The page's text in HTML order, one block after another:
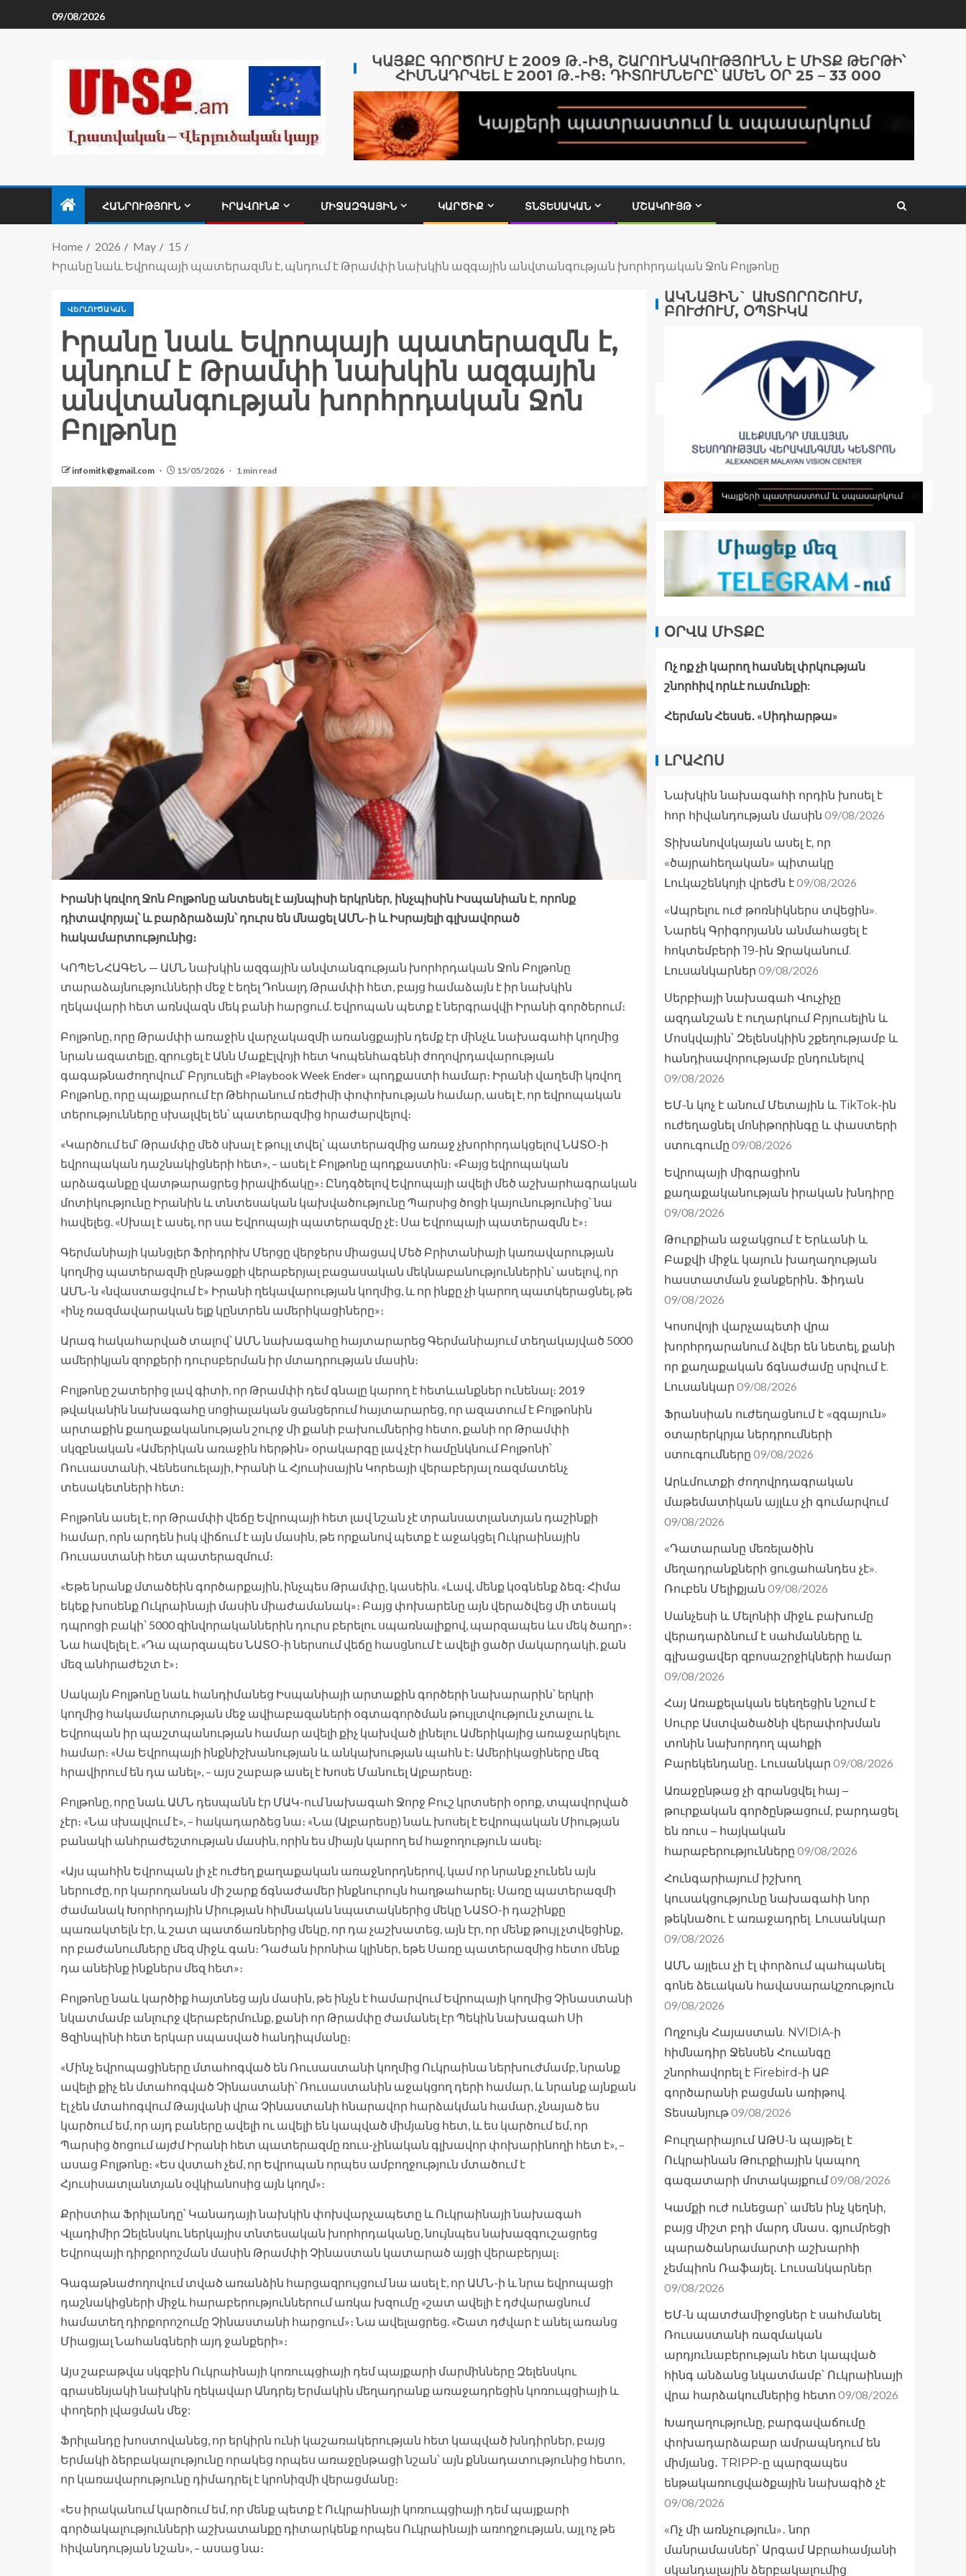
09/08/2026
ԿԱՅՔԸ ԳՈՐԾՈՒՄ Է 2009 Թ․-ԻՑ, ՇԱՐՈՒՆԱԿՈՒԹՅՈՒՆՆ Է ՄԻՏՔ ԹԵՐԹԻ՝
ՀԻՄՆԱԴՐՎԵԼ Է 2001 Թ․-ԻՑ։ ԴԻՏՈՒՄՆԵՐԸ՝ ԱՄԵՆ ՕՐ 25 – 33 000
ՀԱՆՐՈՒԹՅՈՒՆ ԻՐԱՎՈՒՆՔ ՄԻՋԱԶԳԱՅԻՆ ԿԱՐԾԻՔ ՏՆՏԵՍԱԿԱՆ ՄՇԱԿՈՒՅԹ
Home 2026 May
15
Իրանը նաև Եվրոպայի պատերազմն է, պնդում է Թրամփի նախկին ազգային անվտանգության խորհրդական Ջոն Բոլթոնը
ՎԵՐԼՈՒԾԱԿԱՆ
Իրանը նաև Եվրոպայի պատերազմն է,
պնդում է Թրամփի նախկին ազգային
անվտանգության խորհրդական Ջոն
Բոլթոնը
infomitk@gmail.com 15/05/2026 1 min read
Իրանի կռվող Ջոն Բոլթոնը անտեսել է այնպիսի երկրներ, ինչպիսին Իսպանիան է, որոնք
դիտավորյալ՝ և բարձրաձայն՝ դուրս են մնացել ԱՄՆ-ի և Իսրայելի գլխավորած
հակամարտությունից։
ԿՈՊԵՆՀԱԳԵՆ — ԱՄՆ նախկին ազգային անվտանգության խորհրդական Ջոն Բոլթոնը
տարաձայնությունների մեջ է եղել Դոնալդ Թրամփի հետ, բայց համաձայն է իր նախկին
ղեկավարի հետ առնվազն մեկ բանի հարցում. Եվրոպան պետք է ներգրավվի Իրանի գործերում։
Բոլթոնը, որը Թրամփի առաջին վարչակազմի առանցքային դեմք էր մինչև նախագահի կողմից
նրան ազատելը, զրուցել է Անն ՄաքԷլվոյի հետ Կոպենհագենի ժողովրդավարության
գագաթնաժողովում՝ Բրյուսելի «Playbook Week Ender» պոդքաստի համար։ Իրանի վաղեմի կռվող
Բոլթոնը, որը պայքարում էր Թեհրանում ռեժիմի փոփոխության համար, ասել է, որ եվրոպական
տերությունները սխալվել են՝ պատերազմից հրաժարվելով։
«Կարծում եմ՝ Թրամփը մեծ սխալ է թույլ տվել՝ պատերազմից առաջ չխորհրդակցելով ՆԱՏՕ-ի
եվրոպական դաշնակիցների հետ», – ասել է Բոլթոնը պոդքաստին։ «Բայց եվրոպական
արձագանքը վատթարացրեց իրավիճակը»։ Ընդգծելով Եվրոպայի ավելի մեծ աշխարհագրական
մոտիկությունը Իրանին և տնտեսական կախվածությունը Պարսից ծոցի կայունությունից՝ նա
հավելեց. «Սխալ է ասել, որ սա Եվրոպայի պատերազմը չէ։ Սա Եվրոպայի պատերազմն է»։
Գերմանիայի կանցլեր Ֆրիդրիխ Մերցը վերջերս միացավ Մեծ Բրիտանիայի կառավարության
կողմից պատերազմի ընթացքի վերաբերյալ բացասական մեկնաբանություններին՝ ասելով, որ
ԱՄՆ-ն «նվաստացվում է» Իրանի ղեկավարության կողմից, և որ ինքը չի կարող պատկերացնել, թե
«ինչ ռազմավարական ելք կընտրեն ամերիկացիները»։
Արագ հակահարված տալով՝ ԱՄՆ նախագահը հայտարարեց Գերմանիայում տեղակայված 5000
ամերիկյան զորքերի դուրսբերման իր մտադրության մասին։
Բոլթոնը շատերից լավ գիտի, որ Թրամփի դեմ գնալը կարող է հետևանքներ ունենալ։ 2019
թվականին նախագահը սոցիալական ցանցերում հայտարարեց, որ ազատում է Բոլթոնին
արտաքին քաղաքականության շուրջ մի քանի բախումներից հետո, քանի որ Թրամփի
սկզբնական «Ամերիկան ​​առաջին հերթին» օրակարգը լավ չէր համընկնում Բոլթոնի՝
Ռուսաստանի, Վենեսուելայի, Իրանի և Հյուսիսային Կորեայի վերաբերյալ ռազմատենչ
տեսակետների հետ։
Բոլթոնն ասել է, որ Թրամփի վեճը Եվրոպայի հետ լավ նշան չէ տրանսատլանտյան դաշինքի
համար, որն արդեն իսկ վիճում է այն մասին, թե որքանով պետք է աջակցել Ուկրաինային
Ռուսաստանի հետ պատերազմում։
«Եթե նրանք մտածեին գործարքային, ինչպես Թրամփը, կասեին. «Լավ, մենք կօգնենք ձեզ։ Հիմա
եկեք խոսենք Ուկրաինայի մասին միաժամանակ»։ Բայց փոխարենը այն վերածվեց մի տեսակ
դպրոցի բակի՝ 5000 զինվորականներին դուրս բերելու սպառնալիքով, պարզապես ևս մեկ ծաղր»։
Նա հավելել է. «Դա պարզապես ՆԱՏՕ-ի ներսում վեճը հասցնում է ավելի ցածր մակարդակի, քան
մեզ անհրաժեշտ է»։
Սակայն Բոլթոնը նաև հանդիմանեց Իսպանիայի արտաքին գործերի նախարարին՝ երկրի
կողմից հակամարտության մեջ ավիաբազաների օգտագործման թույլտվություն չտալու և
Եվրոպան իր պաշտպանության համար ավելի քիչ կախված լինելու Ամերիկայից առաջարկելու
համար։ «Սա Եվրոպայի ինքնիշխանության և անկախության պահն է։ Ամերիկացիները մեզ
հրավիրում են դա անել», – այս շաբաթ ասել է Խոսե Մանուել Ալբարեսը։
Բոլթոնը, որը նաև ԱՄՆ դեսպանն էր ՄԱԿ-ում նախագահ Ջորջ Բուշ կրտսերի օրոք, տպավորված
չէր։ «Նա սխալվում է», – հակադարձեց նա։ «Նա (Ալբարեսը) նաև խոսել է Եվրոպական Միության
բանակի անհրաժեշտության մասին, որին ես միայն կարող եմ հաջողություն ասել։
«Այս պահին Եվրոպան լի չէ ուժեղ քաղաքական առաջնորդներով, կամ որ նրանք չունեն այն
ներուժը, որ կարողանան մի շարք ճգնաժամեր ինքնուրույն հաղթահարել։ Սառը պատերազմի
ժամանակ Խորհրդային Միության հիմնական նպատակներից մեկը ՆԱՏՕ-ի դաշինքը
պառակտելն էր, և շատ պատճառներից մեկը, որ դա չաշխատեց, այն էր, որ մենք թույլ չտվեցինք,
որ բաժանումները մեզ միջև գան։ Դաժան իրոնիա կլիներ, եթե Սառը պատերազմից հետո մենք
դա անեինք ինքներս մեզ հետ»։
Բոլթոնը նաև կարծիք հայտնեց այն մասին, թե ինչն է համարվում Եվրոպայի կողմից Չինաստանի
նկատմամբ անլուրջ վերաբերմունք, քանի որ Թրամփը ժամանել էր Պեկին նախագահ Սի
Ցզինպինի հետ երկար սպասված հանդիպմանը։
«Մինչ եվրոպացիները մտահոգված են Ռուսաստանի կողմից Ուկրաինա ներխուժմամբ, նրանք
ավելի քիչ են մտահոգված Չինաստանի՝ Ռուսաստանին աջակցող դերի համար, և նրանք այնքան
էլ չեն մտահոգվում Թայվանի վրա Չինաստանի հնարավոր հարձակման համար, չնայած ես
կարծում եմ, որ այդ բաները ավելի ու ավելի են կապված միմյանց հետ, և ես կարծում եմ, որ
Պարսից ծոցում այժմ Իրանի հետ պատերազմը ռուս-չինական գլխավոր փոխարինողի հետ է», –
ասաց Բոլթոնը։ «Ես վստահ չեմ, որ Եվրոպան որպես ամբողջություն մտածում է
Հյուսիսատլանտյան օվկիանոսից այն կողմ»։
Քրիստիա Ֆրիլանդը՝ Կանադայի նախկին փոխվարչապետը և Ուկրաինայի նախագահ
Վլադիմիր Զելենսկու ներկայիս տնտեսական խորհրդականը, նույնպես նախազգուշացրեց
Եվրոպայի դիրքորոշման մասին Թրամփի Չինաստան կատարած այցի վերաբերյալ։
Գագաթնաժողովում տված առանձին հարցազրույցում նա ասել է, որ ԱՄՆ-ի և նրա եվրոպացի
դաշնակիցների միջև հարաբերություններում առկա խզումը «շատ ավելի է դժվարացնում
համատեղ դիրքորոշումը Չինաստանի հարցում»։ Նա ավելացրեց. «Շատ դժվար է անել առանց
Միացյալ Նահանգների այդ ջանքերի»։
Այս շաբաթվա սկզբին Ուկրաինայի կոռուպցիայի դեմ պայքարի մարմինները Զելենսկու
գրասենյակի նախկին ղեկավար Անդրեյ Երմակին մեղադրանք առաջադրեցին կոռուպցիայի և
փողերի լվացման մեջ:
Ֆրիլանդը խոստովանեց, որ երկիրն ունի կաշառակերության հետ կապված խնդիրներ, բայց
Երմակի ձերբակալությունը որակեց որպես առաջընթացի նշան՝ այն քննադատությունից հետո,
որ կառավարությունը դիմադրել է կրոնիզմի վերացմանը։
«Ես իրականում կարծում եմ, որ մենք պետք է Ուկրաինայի կոռուպցիայի դեմ պայքարի
գործակալությունների աշխատանքը դիտարկենք որպես Ուկրաինայի առողջության, այլ ոչ թե
հիվանդության նշան», – ասաց նա։
ԱԿՆԱՅԻՆ` ԱԽՏՈՐՈՇՈՒՄ,
ԲՈՒԺՈՒՄ, ՕՊՏԻԿԱ
ՕՐՎԱ ՄԻՏՔԸ
Ոչ ոք չի կարող հասնել փրկության
շնորհիվ որևէ ուսմունքի:
Հերման Հեսսե․ «Սիդհարթա»
ԼՐԱՀՈՍ
Նախկին նախագահի որդին խոսել է
հոր հիվանդության մասին 09/08/2026
Տիխանովսկայան ասել է, որ
«ծայրահեղական» պիտակը
Լուկաշենկոյի վրեժն է09/08/2026
«Ապրելու ուժ թոռնիկներս տվեցին».
Նարեկ Գրիգորյանն անմահացել է
հոկտեմբերի 19-ին Ջրականում.
Լուսանկարներ 09/08/2026
Սերբիայի նախագահ Վուչիչը
ազդանշան է ուղարկում Բրյուսելին և
Մոսկվային՝ Զելենսկիին շքեղությամբ և
հանդիսավորությամբ ընդունելով
09/08/2026
ԵՄ-ն կոչ է անում Մետային և TikTok-ին
ուժեղացնել մոնիթորինգը և փաստերի
ստուգումը 09/08/2026
Եվրոպայի միգրացիոն
քաղաքականության իրական խնդիրը
09/08/2026
Թուրքիան աջակցում է Երևանի և
Բաքվի միջև կայուն խաղաղության
հաստատման ջանքերին․ Ֆիդան
09/08/2026
Կոսովոյի վարչապետի վրա
խորհրդարանում ձվեր են նետել, քանի
որ քաղաքական ճգնաժամը սրվում է.
Լուսանկար 09/08/2026
Ֆրանսիան ուժեղացնում է «զգայուն»
օտարերկրյա ներդրումների
ստուգումները 09/08/2026
Արևմուտքի ժողովրդագրական
մաթեմատիկան այլևս չի գումարվում
09/08/2026
«Դատարանը մեռելածին
մեղադրանքների ցուցահանդես չէ».
Ռուբեն Մելիքյան 09/08/2026
Սանչեսի և Մելոնիի միջև բախումը
վերադարձնում է սահմանները և
գլխացավեր զբոսաշրջիկների համար
09/08/2026
Հայ Առաքելական եկեղեցին նշում է
Սուրբ Աստվածածնի վերափոխման
տոնին նախորդող պահքի
Բարեկենդանը․ Լուսանկար 09/08/2026
Առաջընթաց չի գրանցվել հայ –
թուրքական գործընթացում, բարդացել
են ռուս – հայկական
հարաբերությունները 09/08/2026
Հունգարիայում իշխող
կուսակցությունը նախագահի նոր
թեկնածու է առաջադրել. Լուսանկար
09/08/2026
ԱՄՆ այլեւս չի էլ փորձում պահպանել
գոնե ձեւական հավասարակշռություն
09/08/2026
Ողջույն Հայաստան. NVIDIA-ի
հիմնադիր Ջենսեն Հուանգը
շնորհավորել է Firebird-ի ԱԲ
գործարանի բացման առիթով.
Տեսանյութ09/08/2026
Բուլղարիայում ԱԹՍ-ն պայթել է
Ուկրաինան Թուրքիային կապող
գազատարի մոտակայքում09/08/2026
Կամքի ուժ ունեցար՝ ամեն ինչ կեղնի,
բայց միշտ բդի մարդ մնաս․ գյումրեցի
պարածանրամարտի աշխարհի
չեմպիոն Ռաֆայել․ Լուսանկարներ
09/08/2026
ԵՄ-ն պատժամիջոցներ է սահմանել
Ռուսաստանի ռազմական
արդյունաբերության հետ կապված
հինգ անձանց նկատմամբ՝ Ուկրաինայի
վրա հարձակումներից հետո 09/08/2026
Խաղաղությունը, բարգավաճումը
փոխադարձաբար ամրապնդում են
միմյանց․ TRIPP-ը պարզապես
ենթակառուցվածքային նախագիծ չէ
09/08/2026
«Ոչ մի առնչություն»․ նոր
մանրամասներ՝ Արգամ Աբրահամյանի
սկանդալային ձերբակալումից